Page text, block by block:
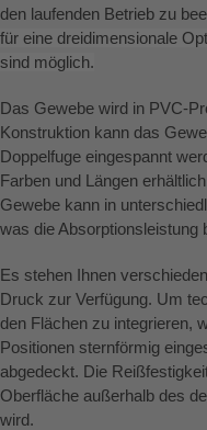
den laufenden Betrieb zu
für eine dreidimensionale
sind möglich.
Das Gewebe wird in PVC-
Konstruktion kann das
Doppelfuge eingespannt
Farben und Längen
Gewebe kann in
was die Absorptionsleistung
Es stehen Ihnen
Druck zur Verfügung. Um
den Flächen zu integrieren,
Positionen sternförmig
abgedeckt. Die
Oberfläche außerhalb des
wird.